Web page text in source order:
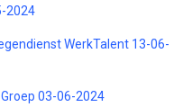
2024
WerkTalent 13-06-
03-06-2024